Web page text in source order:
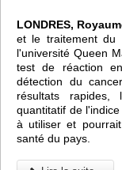
LONDRES,
et le traitement du
l'université Queen
test de réaction
détection du
résultats
quantitatif de
à utiliser et
santé du pays.